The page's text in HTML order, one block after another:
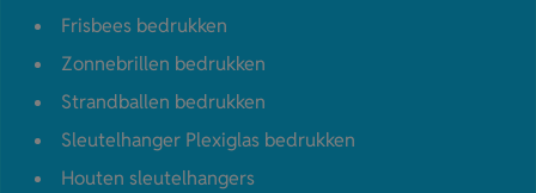
Frisbees bedrukken
Zonnebrillen bedrukken
Strandballen bedrukken
Sleutelhanger Plexiglas bedrukken
Houten sleutelhangers